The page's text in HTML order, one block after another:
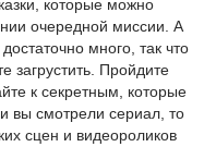
которые можно
очередной миссии. А
много, так что
загрустить. Пройдите
к секретным, которые
вы смотрели сериал, то
сцен и видеороликов